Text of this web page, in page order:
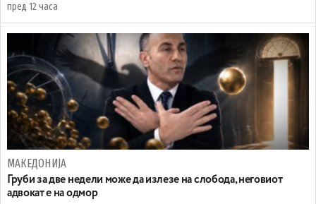
пред 12 часа
МАКЕДОНИЈА
Груби за две недели може да излезе на слобода, неговиот
адвокат е на одмор